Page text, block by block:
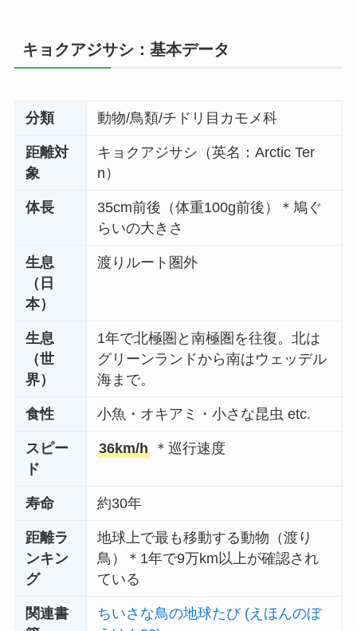
キョクアジサシ：基本データ
分類 動物/鳥類/チドリ目カモメ科
距離対
象
キョクアジサシ（英名：Arctic Ter
n）
体長
35cm前後（体重100g前後）＊鳩ぐ
らいの大きさ
生息
（日
本）
渡りルート圏外
生息
（世
界）
1年で北極圏と南極圏を往復。北は
グリーンランドから南はウェッデル
海まで。
食性 小魚・オキアミ・小さな昆虫 etc.
スピー
ド
36km/h ＊巡行速度
寿命 約30年
距離ラ
ンキン
グ
地球上で最も移動する動物（渡り
鳥）＊1年で9万km以上が確認され
ている
関連書
ちいさな鳥の地球たび (えほんのぼ